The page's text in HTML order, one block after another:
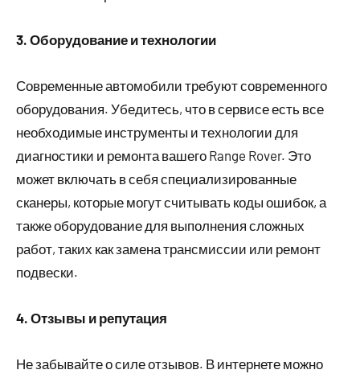
3. Оборудование и технологии
Современные автомобили требуют современного
оборудования. Убедитесь, что в сервисе есть все
необходимые инструменты и технологии для
диагностики и ремонта вашего Range Rover. Это
может включать в себя специализированные
сканеры, которые могут считывать коды ошибок, а
также оборудование для выполнения сложных
работ, таких как замена трансмиссии или ремонт
подвески.
4. Отзывы и репутация
Не забывайте о силе отзывов. В интернете можно